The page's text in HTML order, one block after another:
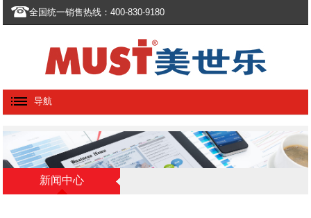
全国统一销售热线：400-830-9180
导航
新闻中心